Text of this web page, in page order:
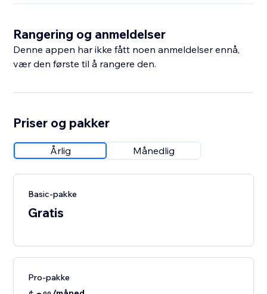
Rangering og anmeldelser
Denne appen har ikke fått noen anmeldelser ennå,
vær den første til å rangere den.
Priser og pakker
Årlig Månedlig
Basic-pakke
Gratis
Pro-pakke